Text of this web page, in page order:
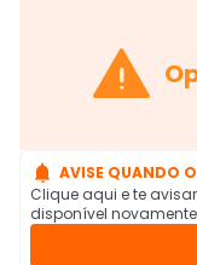

 AVISE QUANDO
Clique aqui e te
disponível novamente